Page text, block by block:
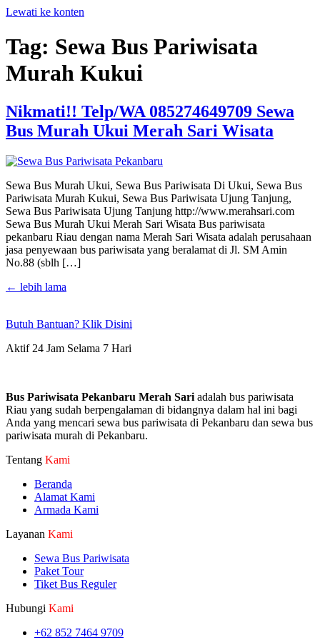
Lewati ke konten
Tag: Sewa Bus Pariwisata
Murah Kukui
Nikmati!! Telp/WA 085274649709 Sewa
Bus Murah Ukui Merah Sari Wisata
Sewa Bus Murah Ukui, Sewa Bus Pariwisata Di Ukui, Sewa Bus
Pariwisata Murah Kukui, Sewa Bus Pariwisata Ujung Tanjung,
Sewa Bus Pariwisata Ujung Tanjung http://www.merahsari.com
Sewa Bus Murah Ukui Merah Sari Wisata Bus pariwisata
pekanbaru Riau dengan nama Merah Sari Wisata adalah perusahaan
jasa penyewaan bus pariwisata yang beralamat di Jl. SM Amin
No.88 (sblh […]
← lebih lama
Butuh Bantuan? Klik Disini
Aktif 24 Jam Selama 7 Hari
Bus Pariwisata Pekanbaru Merah Sari adalah bus pariwisata
Riau yang sudah berpengalaman di bidangnya dalam hal ini bagi
Anda yang mencari sewa bus pariwisata di Pekanbaru dan sewa bus
pariwisata murah di Pekanbaru.
Tentang Kami
Beranda
Alamat Kami
Armada Kami
Layanan Kami
Sewa Bus Pariwisata
Paket Tour
Tiket Bus Reguler
Hubungi Kami
+62 852 7464 9709